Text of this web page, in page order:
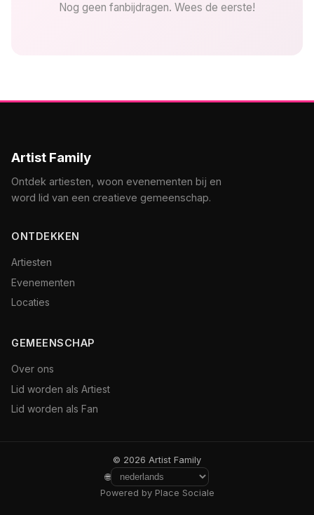
Nog geen fanbijdragen. Wees de eerste!
Artist Family
Ontdek artiesten, woon evenementen bij en
word lid van een creatieve gemeenschap.
ONTDEKKEN
Artiesten
Evenementen
Locaties
GEMEENSCHAP
Over ons
Lid worden als Artiest
Lid worden als Fan
© 2026 Artist Family
🌐
Powered by Place Sociale